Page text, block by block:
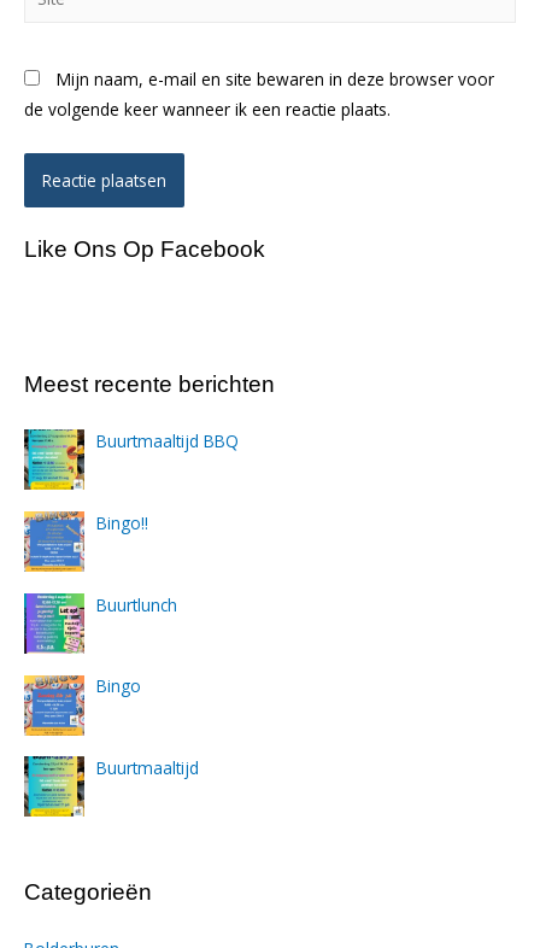
Mijn naam, e-mail en site bewaren in deze browser voor
de volgende keer wanneer ik een reactie plaats.
Like Ons Op Facebook
Meest recente berichten
Buurtmaaltijd BBQ
Bingo!!
Buurtlunch
Bingo
Buurtmaaltijd
Categorieën